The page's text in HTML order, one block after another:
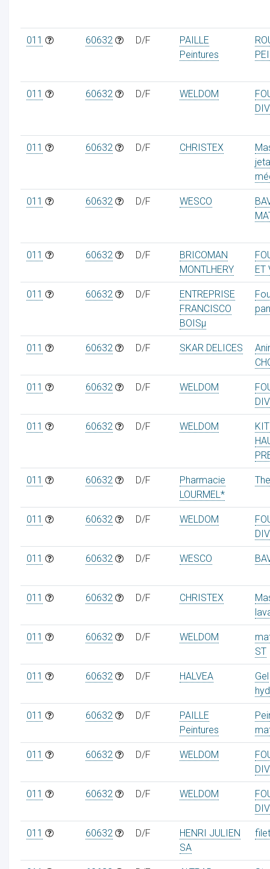
011 60632 D/F
PAILLE
Peintures
011 60632 D/F WELDOM
011 60632 D/F CHRISTEX
011 60632 D/F WESCO
011 60632 D/F
BRICOMAN
MONTLHERY
ET
011 60632 D/F
ENTREPRISE
FRANCISCO
BOISµ
011 60632 D/F SKAR DELICES
011 60632 D/F WELDOM
011 60632 D/F WELDOM
011 60632 D/F
Pharmacie
LOURMEL*
011 60632 D/F WELDOM
011 60632 D/F WESCO
011 60632 D/F CHRISTEX
011 60632 D/F WELDOM
ST
011 60632 D/F HALVEA
Gel
011 60632 D/F
PAILLE
Peintures
011 60632 D/F WELDOM
011 60632 D/F WELDOM
011 60632 D/F
HENRI JULIEN
SA
filet